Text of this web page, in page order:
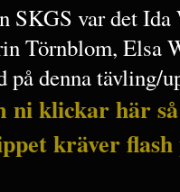
SKGS var det
Törnblom, Elsa
på denna tävling/
ni klickar här
kräver